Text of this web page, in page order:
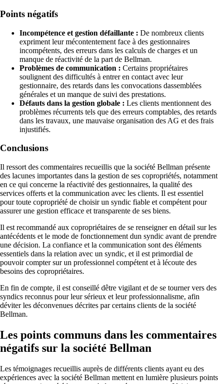
Points négatifs
Incompétence et gestion défaillante : De nombreux clients
expriment leur mécontentement face à des gestionnaires
incompétents, des erreurs dans les calculs de charges et un
manque de réactivité de la part de Bellman.
Problèmes de communication : Certains propriétaires
soulignent des difficultés à entrer en contact avec leur
gestionnaire, des retards dans les convocations dassemblées
générales et un manque de suivi des prestations.
Défauts dans la gestion globale : Les clients mentionnent des
problèmes récurrents tels que des erreurs comptables, des retards
dans les travaux, une mauvaise organisation des AG et des frais
injustifiés.
Conclusions
Il ressort des commentaires recueillis que la société Bellman présente
des lacunes importantes dans la gestion de ses copropriétés, notamment
en ce qui concerne la réactivité des gestionnaires, la qualité des
services offerts et la communication avec les clients. Il est essentiel
pour toute copropriété de choisir un syndic fiable et compétent pour
assurer une gestion efficace et transparente de ses biens.
Il est recommandé aux copropriétaires de se renseigner en détail sur les
antécédents et le mode de fonctionnement dun syndic avant de prendre
une décision. La confiance et la communication sont des éléments
essentiels dans la relation avec un syndic, et il est primordial de
pouvoir compter sur un professionnel compétent et à lécoute des
besoins des copropriétaires.
En fin de compte, il est conseillé dêtre vigilant et de se tourner vers des
syndics reconnus pour leur sérieux et leur professionnalisme, afin
déviter les déconvenues décrites par certains clients de la société
Bellman.
Les points communs dans les commentaires
négatifs sur la société Bellman
Les témoignages recueillis auprès de différents clients ayant eu des
expériences avec la société Bellman mettent en lumière plusieurs points